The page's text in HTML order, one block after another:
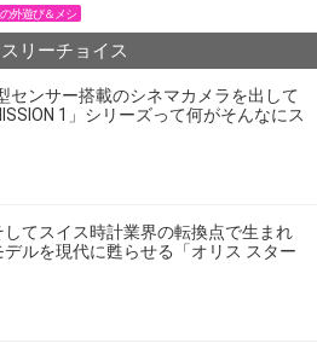
外遊び＆メシ
リーチョイス
センサー搭載のシネマカメラを出して
1」シリーズって何がそんなにス
してスイス時計業界の転換点で生まれ
デルを現代に甦らせる「オリス スター